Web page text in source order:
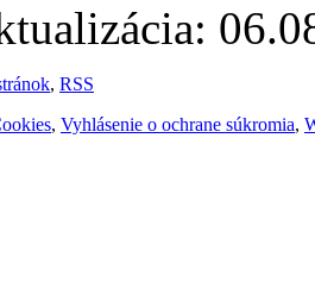
, RSS
, Vyhlásenie o ochrane súkromia,